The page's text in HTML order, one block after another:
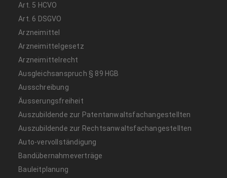
Art. 5 HCVO
Art. 6 DSGVO
Arzneimittel
Arzneimittelgesetz
Arzneimittelrecht
Ausgleichsanspruch § 89 HGB
Ausschreibung
Äusserungsfreiheit
Auszubildende zur Patentanwaltsfachangestellten
Auszubildende zur Rechtsanwaltsfachangestellten
Auto-vervollständigung
Bandübernahmeverträge
Bauleitplanung